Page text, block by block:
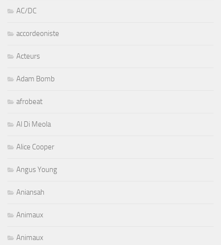
AC/DC
accordeoniste
Acteurs
Adam Bomb
afrobeat
Al Di Meola
Alice Cooper
Angus Young
Aniansah
Animaux
Animaux